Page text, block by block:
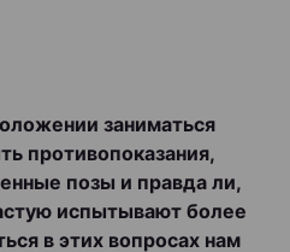
заниматься
противопоказания,
позы и правда ли,
испытывают более
в этих вопросах нам